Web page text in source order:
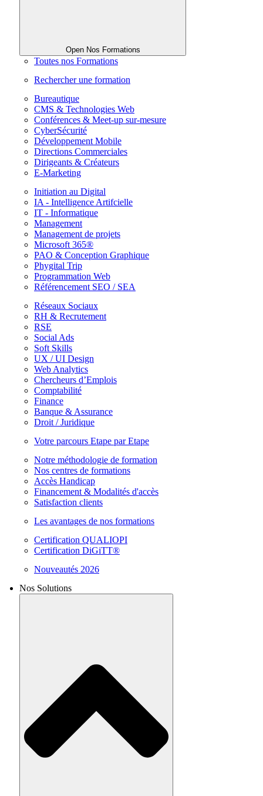
Open Nos Formations
Toutes nos Formations
Rechercher une formation
Bureautique
CMS & Technologies Web
Conférences & Meet-up sur-mesure
CyberSécurité
Développement Mobile
Directions Commerciales
Dirigeants & Créateurs
E-Marketing
Initiation au Digital
IA - Intelligence Artifcielle
IT - Informatique
Management
Management de projets
Microsoft 365®
PAO & Conception Graphique
Phygital Trip
Programmation Web
Référencement SEO / SEA
Réseaux Sociaux
RH & Recrutement
RSE
Social Ads
Soft Skills
UX / UI Design
Web Analytics
Chercheurs d’Emplois
Comptabilité
Finance
Banque & Assurance
Droit / Juridique
Votre parcours Etape par Etape
Notre méthodologie de formation
Nos centres de formations
Accès Handicap
Financement & Modalités d'accès
Satisfaction clients
Les avantages de nos formations
Certification QUALIOPI
Certification DiGiTT®
Nouveautés 2026
Nos Solutions